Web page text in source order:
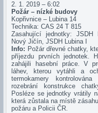
2. 1. 2019 – 6:02
Požár – nízké budovy
Kopřivnice – Lubina 14
Technika: CAS 24 T 815
Zasahující jednotky: JSDH
Nový Jičín, JSDH Lubina I
Info: Požár dřevné chatky,
příjezdu prvních jednotek.
zahájili hasební práce. V
láhev, kterou vytáhli a
termokamery
rozebrání konstrukce
Posléze se jednotky vrátily
která zůstala na místě
požáru a Policii ČR.